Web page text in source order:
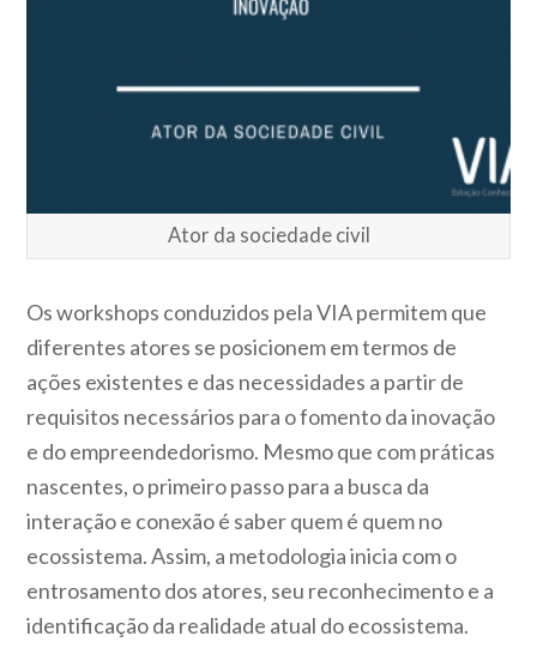
Ator da sociedade civil
Os workshops conduzidos pela VIA permitem que
diferentes atores se posicionem em termos de
ações existentes e das necessidades a partir de
requisitos necessários para o fomento da inovação
e do empreendedorismo. Mesmo que com práticas
nascentes, o primeiro passo para a busca da
interação e conexão é saber quem é quem no
ecossistema. Assim, a metodologia inicia com o
entrosamento dos atores, seu reconhecimento e a
identificação da realidade atual do ecossistema.